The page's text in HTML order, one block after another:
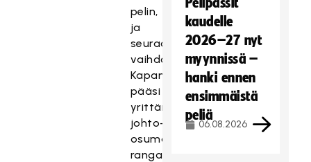
pelin,
ja
seuraavassa
vaihdossa
Kapanen
pääsi
yrittämään
johto-
osumaa
rangaistuslaukauksesta.
kaudelle
2026–27 nyt
myynnissä –
hanki ennen
ensimmäistä
peliä
06.08.2026